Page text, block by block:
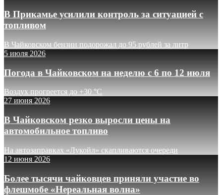
В Прикамье усилили контроль за ситуацией с
топливом
В Чайковском бензин подорожал до 95 рублей за литр
5 июля 2026
Погода в Чайковском на неделю с 6 по 12 июля
Воздух прогреется до +30 °C
27 июня 2026
В Чайковском резко выросли цены на
автомобильное топливо
На автозаправках «Лукойл» скапливаются очереди
12 июня 2026
Более тысячи чайковцев приняли участие во
флешмобе «Нереальная волна»